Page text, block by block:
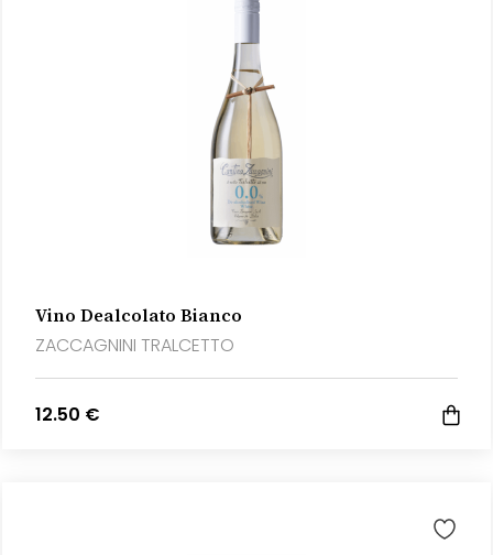
Vino Dealcolato Bianco
ZACCAGNINI TRALCETTO
12.50 €